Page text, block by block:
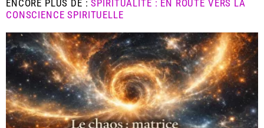
ENCORE PLUS DE :SPIRITUALITÉ : EN ROUTE VERS LA
CONSCIENCE SPIRITUELLE